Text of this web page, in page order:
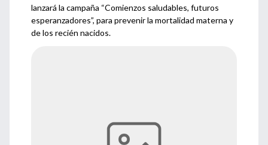
lanzará la campaña “Comienzos saludables, futuros
esperanzadores”, para prevenir la mortalidad materna y
de los recién nacidos.